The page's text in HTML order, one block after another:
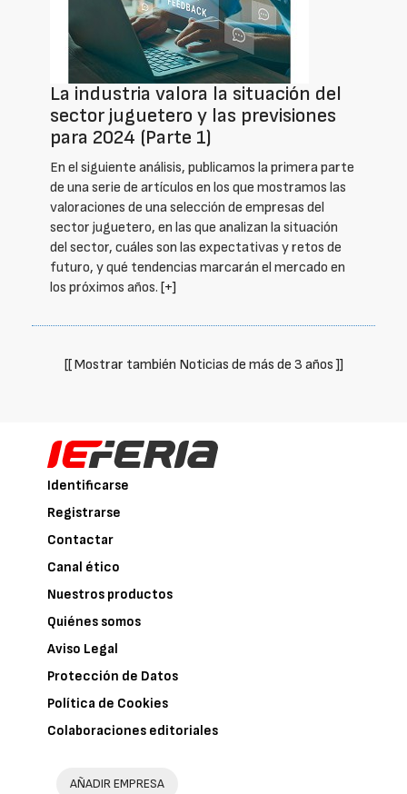
La industria valora la situación del
sector juguetero y las previsiones
para 2024 (Parte 1)
En el siguiente análisis, publicamos la primera parte
de una serie de artículos en los que mostramos las
valoraciones de una selección de empresas del
sector juguetero, en las que analizan la situación
del sector, cuáles son las expectativas y retos de
futuro, y qué tendencias marcarán el mercado en
los próximos años. [+]
[[ Mostrar también Noticias de más de 3 años ]]
Identificarse
Registrarse
Contactar
Canal ético
Nuestros productos
Quiénes somos
Aviso Legal
Protección de Datos
Política de Cookies
Colaboraciones editoriales
AÑADIR EMPRESA